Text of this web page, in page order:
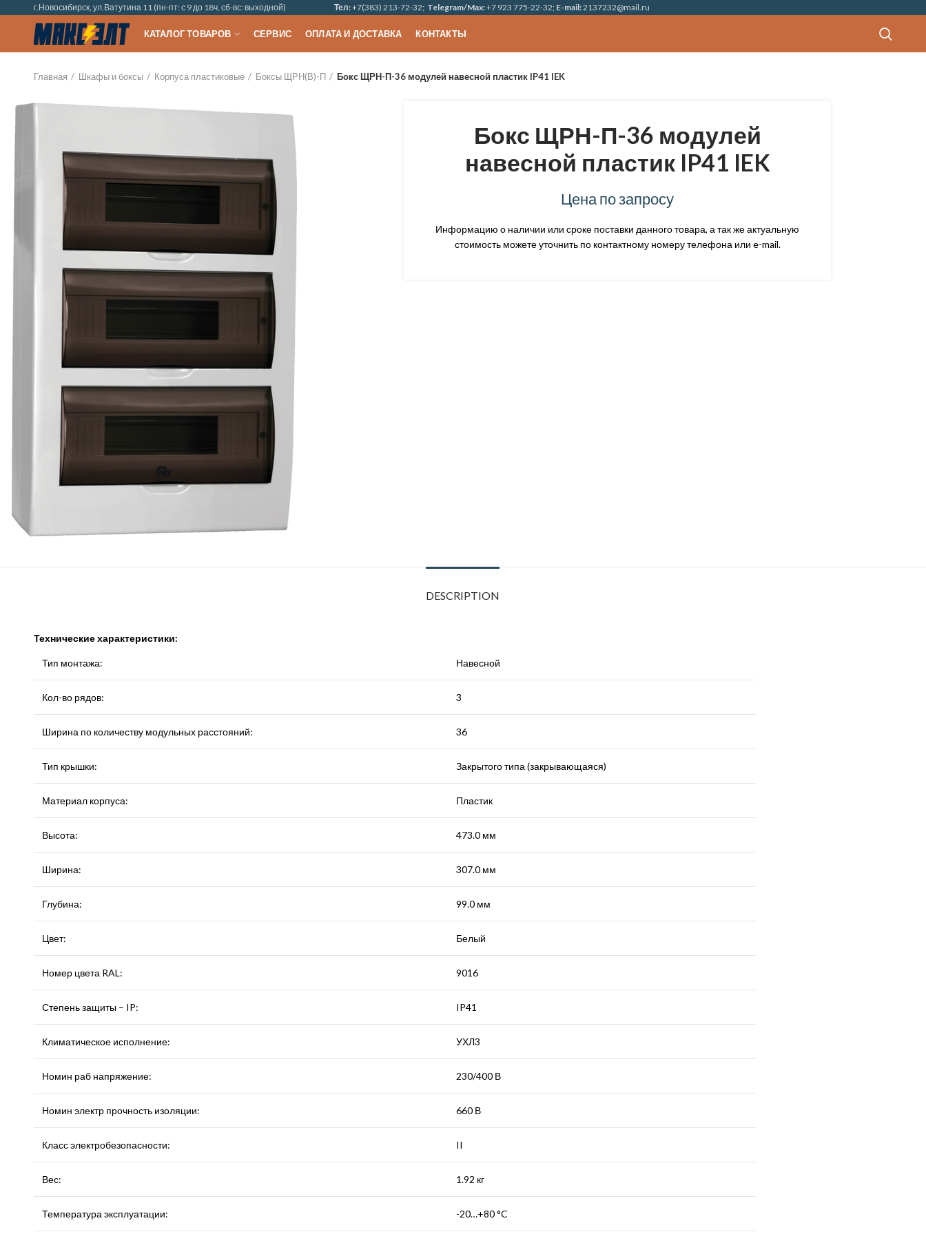
г.Новосибирск, ул.Ватутина 11 (пн-пт: с 9 до 18ч, сб-вс: выходной) Тел:+7(383) 213-72-32; Telegram/Max:+7 923 775-22-32; E-mail:2137232@mail.ru
КАТАЛОГ ТОВАРОВ СЕРВИС ОПЛАТА И ДОСТАВКА КОНТАКТЫ
Главная Шкафы и боксы Корпуса пластиковые Боксы ЩРН(В)-П Бокс ЩРН-П-36 модулей навесной пластик IP41 IEK
Бокс ЩРН-П-36 модулей
навесной пластик IP41 IEK
Цена по запросу
Информацию о наличии или сроке поставки данного товара, а так же актуальную
стоимость можете уточнить по контактному номеру телефона или e-mail.
DESCRIPTION
Технические характеристики:
Тип монтажа: Навесной
Кол-во рядов: 3
Ширина по количеству модульных расстояний: 36
Тип крышки: Закрытого типа (закрывающаяся)
Материал корпуса: Пластик
Высота: 473.0 мм
Ширина: 307.0 мм
Глубина: 99.0 мм
Цвет: Белый
Номер цвета RAL: 9016
Степень защиты – IP: IP41
Климатическое исполнение: УХЛ3
Номин раб напряжение: 230/400 В
Номин электр прочность изоляции: 660 В
Класс электробезопасности: II
Вес: 1.92 кг
Температура эксплуатации: -20…+80 °C